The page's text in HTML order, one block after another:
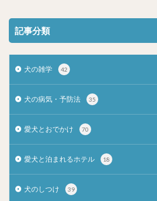
記事分類
犬の雑学 42
犬の病気・予防法 35
愛犬とおでかけ 70
愛犬と泊まれるホテル 18
犬のしつけ 39